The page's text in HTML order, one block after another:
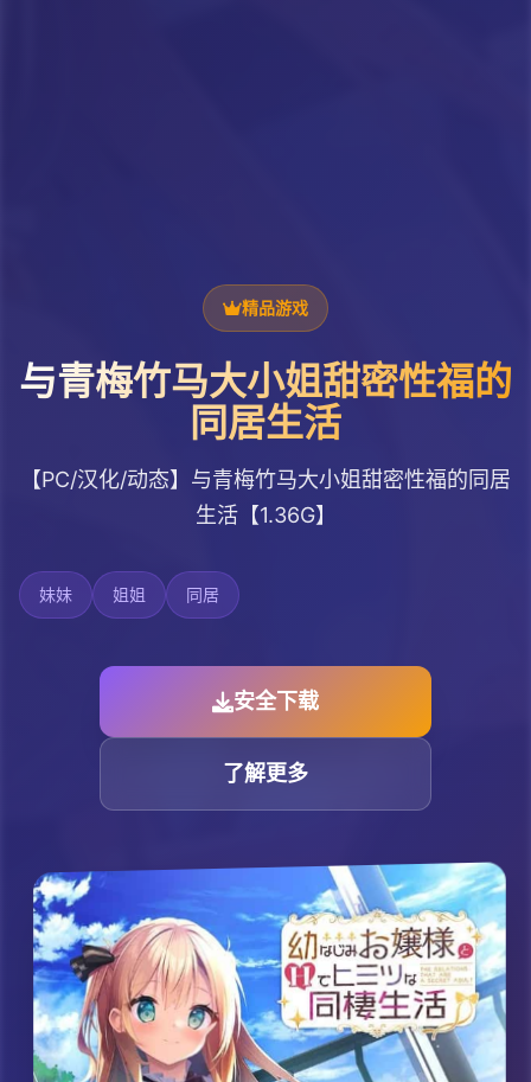
精品游戏
与青梅竹马大小姐甜密性福的
同居生活
【PC/汉化/动态】与青梅竹马大小姐甜密性福的同居
生活【1.36G】
妹妹 姐姐 同居
安全下载
了解更多